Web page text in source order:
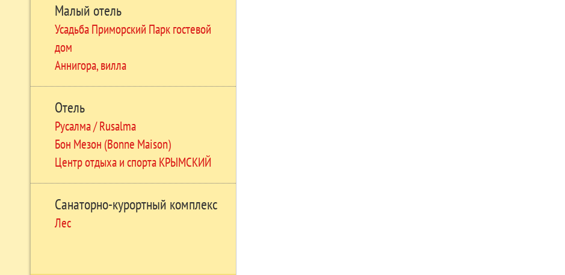
Малый отель
Усадьба Приморский Парк гостевой
дом
Аннигора, вилла
Отель
Русалма / Rusalma
Бон Мезон (Bonne Maison)
Центр отдыха и спорта КРЫМСКИЙ
Санаторно-курортный комплекс
Лес